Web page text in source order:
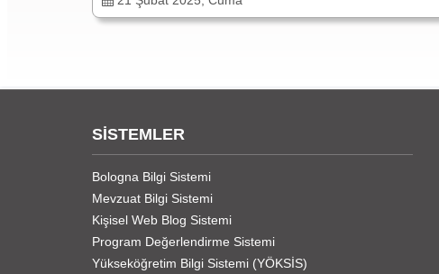
SİSTEMLER
Bologna Bilgi Sistemi
Mevzuat Bilgi Sistemi
Kişisel Web Blog Sistemi
Program Değerlendirme Sistemi
Yükseköğretim Bilgi Sistemi (YÖKSİS)